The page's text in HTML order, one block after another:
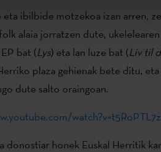
eta ibilbide motzekoa izan arren,
alaia jorratzen dute,
bat (Lys) eta lan luze bat (Liv til
plaza gehienak bete ditu,
dute salto oraingoan.
donostiar honek Euskal Herritik